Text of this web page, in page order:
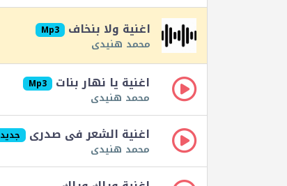
اغنية ولا بنخاف Mp3
محمد هنيدى
اغنية يا نهار بنات Mp3
محمد هنيدى
اغنية الشعر فى صدرى جديد
محمد هنيدى